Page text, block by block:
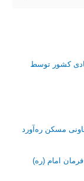
کشور توسط
مسکن ره‌آورد
امام (ره)